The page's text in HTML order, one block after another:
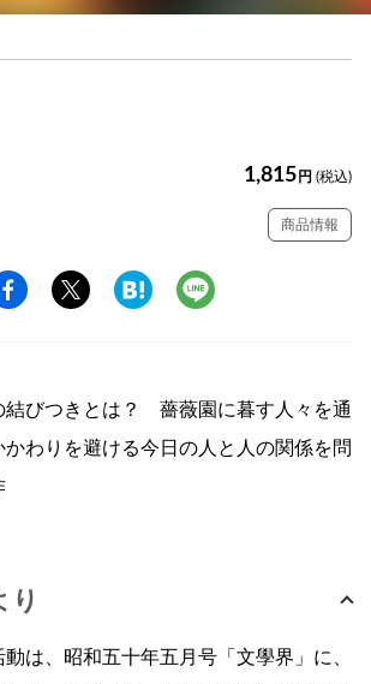
1,815 円 (税込)
商品情報
結びつきとは？ 薔薇園に暮す人々を通
かわりを避ける今日の人と人の関係を問
り
は、昭和五十年五月号「文學界」に、